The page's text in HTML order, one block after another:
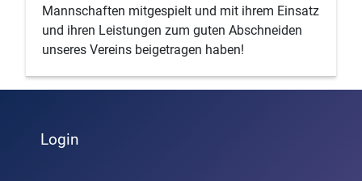
Mannschaften mitgespielt und mit ihrem Einsatz
und ihren Leistungen zum guten Abschneiden
unseres Vereins beigetragen haben!
Login